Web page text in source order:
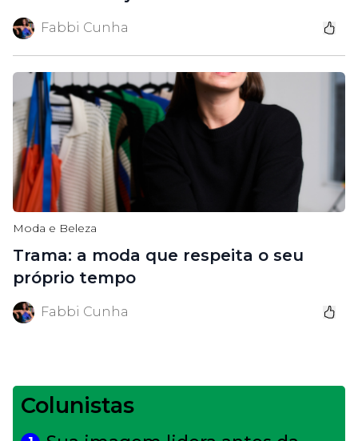
Fabbi Cunha
Moda e Beleza
Trama: a moda que respeita o seu
próprio tempo
Fabbi Cunha
Colunistas